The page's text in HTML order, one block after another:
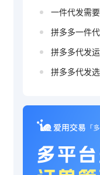
抖音小店如何
投放广告
拼多多代发
拼多多代发